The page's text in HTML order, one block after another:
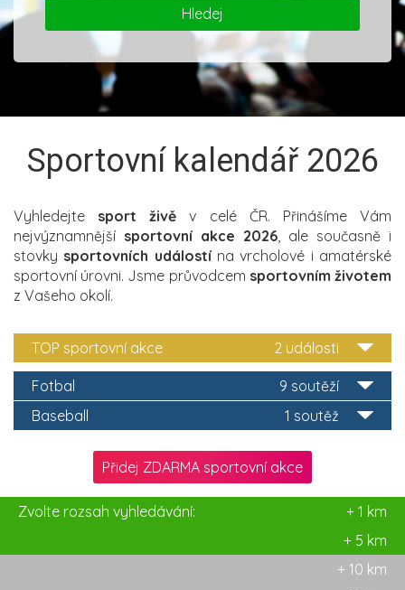
Sportovní kalendář 2026
Vyhledejte sport živě v celé ČR. Přinášíme Vám
nejvýznamnější sportovní akce 2026, ale současně i
stovky sportovních událostína vrcholové i amatérské
sportovní úrovni. Jsme průvodcem sportovním životem
z Vašeho okolí.
2 události
TOP sportovní akce
9 soutěží
Fotbal
1 soutěž
Baseball
Přidej ZDARMA sportovní akce
Zvolte rozsah vyhledávání:
+ 1 km
+ 5 km
+ 10 km